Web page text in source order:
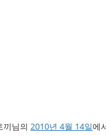
끼님의 2010년 4월 14일에